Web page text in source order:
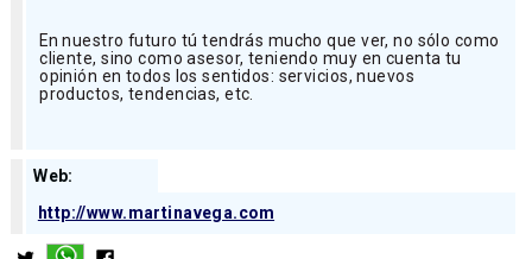
En nuestro futuro tú tendrás mucho que ver, no sólo como
cliente, sino como asesor, teniendo muy en cuenta tu
opinión en todos los sentidos: servicios, nuevos
productos, tendencias, etc.
Web:
http://www.martinavega.com